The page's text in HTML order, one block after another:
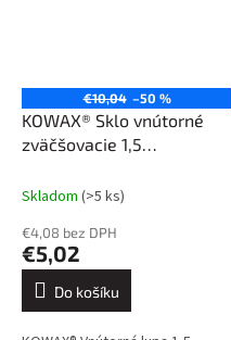
€10,04 –50 %
KOWAX® Sklo vnútorné
zväčšovacie 1,5
Skladom (>5 ks)
€4,08 bez DPH
€5,02
Do košíku